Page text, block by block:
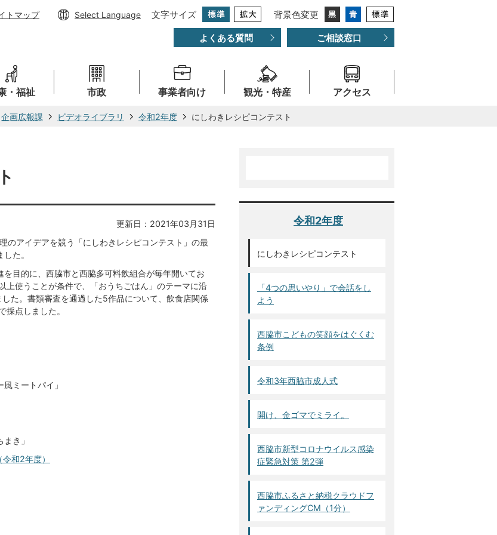
トマップ Select Language 文字サイズ 背景色変更
よくある質問 ご相談窓口
・福祉 市政 事業者向け 観光・特産 アクセス
企画広報課 ビデオライブラリ 令和2年度 にしわきレシピコンテスト
更新日：2021年03月31日
のアイデアを競う「にしわきレシピコンテスト」の最
た。
目的に、西脇市と西脇多可料飲組合が毎年開いてお
上使うことが条件で、「おうちごはん」のテーマに沿
た。書類審査を通過した5作品について、飲食店関係
点しました。
ミートパイ」
き」
和2年度）
令和2年度
にしわきレシピコンテスト
「4つの思いやり」で会話をし
よう
西脇市こどもの笑顔をはぐくむ
条例
令和3年西脇市成人式
開け、金ゴマでミライ。
西脇市新型コロナウイルス感染
症緊急対策 第2弾
西脇市ふるさと納税クラウドフ
ァンディングCM（1分）